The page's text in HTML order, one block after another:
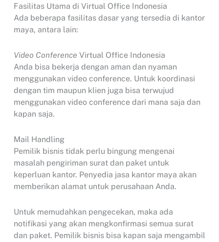
Fasilitas Utama di Virtual Office Indonesia
Ada beberapa fasilitas dasar yang tersedia di kantor
maya, antara lain:
Video Conference Virtual Office Indonesia
Anda bisa bekerja dengan aman dan nyaman
menggunakan video conference. Untuk koordinasi
dengan tim maupun klien juga bisa terwujud
menggunakan video conference dari mana saja dan
kapan saja.
Mail Handling
Pemilik bisnis tidak perlu bingung mengenai
masalah pengiriman surat dan paket untuk
keperluan kantor. Penyedia jasa kantor maya akan
memberikan alamat untuk perusahaan Anda.
Untuk memudahkan pengecekan, maka ada
notifikasi yang akan mengkonfirmasi semua surat
dan paket. Pemilik bisnis bisa kapan saja mengambil